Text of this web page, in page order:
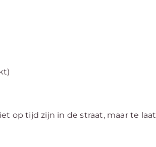
op tijd zijn in de straat, maar te